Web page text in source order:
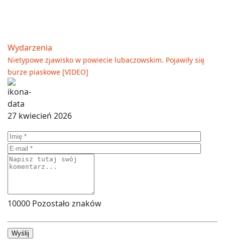
Wydarzenia
Nietypowe zjawisko w powiecie lubaczowskim. Pojawiły się
burze piaskowe [VIDEO]
27 kwiecień 2026
10000 Pozostało znaków
Wyślij